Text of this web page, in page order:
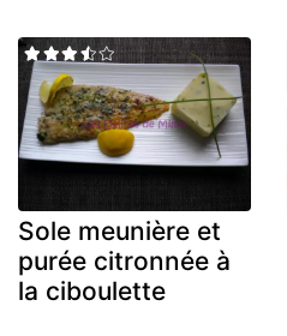
Sole meunière et
purée citronnée à
la ciboulette